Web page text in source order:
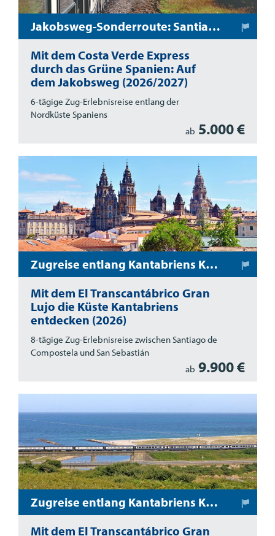
Jakobsweg-Sonderroute: Santiago de Compostela – Bilbao
Mit dem Costa Verde Express
durch das Grüne Spanien: Auf
dem Jakobsweg (2026/2027)
6-tägige Zug-Erlebnisreise entlang der
Nordküste Spaniens
ab 5.000 €
Zugreise entlang Kantabriens Küste (Santiago de Compostela - San Sebastián)
Mit dem El Transcantábrico Gran
Lujo die Küste Kantabriens
entdecken (2026)
8-tägige Zug-Erlebnisreise zwischen Santiago de
Compostela und San Sebastián
ab 9.900 €
Zugreise entlang Kantabriens Küste (San Sebastian - Santiago de Compostela)
Mit dem El Transcantábrico Gran